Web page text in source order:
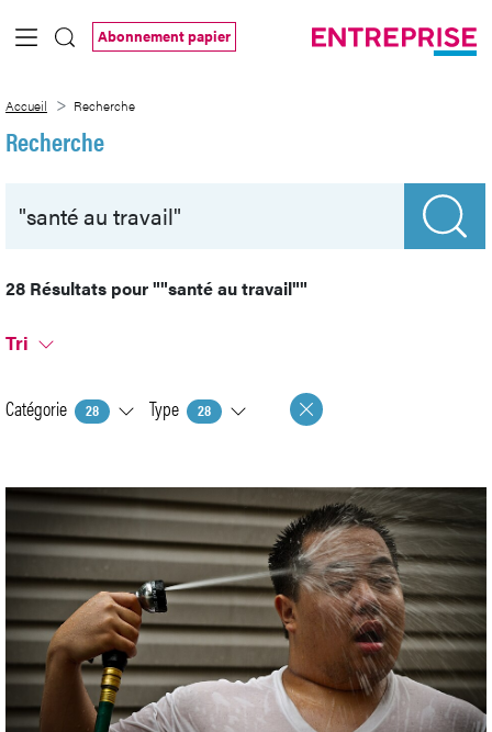
Saut au contenu principal
Abonnement papier
Accueil Recherche
Recherche
28 Résultats pour""santé au travail""
Tri
Catégorie 28 Type 28